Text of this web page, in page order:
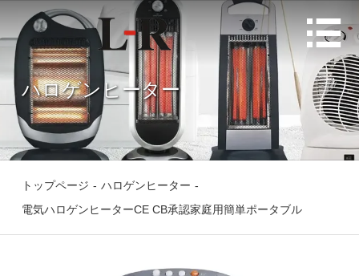

ハロゲンヒーター
トップページ - ハロゲンヒーター -
電気ハロゲンヒーターCE CB承認家庭用簡単ポータブル